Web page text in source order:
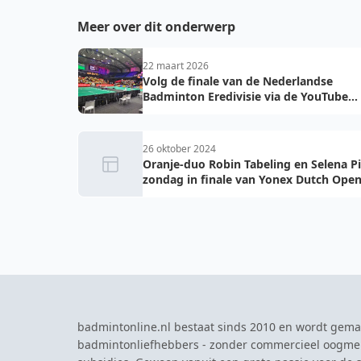
Meer over dit onderwerp
22 maart 2026
Volg de finale van de Nederlandse
Badminton Eredivisie via de YouTube
26 oktober 2024
Oranje-duo Robin Tabeling en Selena
zondag in finale van Yonex Dutch Open
badmintonline.nl bestaat sinds 2010 en wordt
badmintonliefhebbers - zonder commercieel